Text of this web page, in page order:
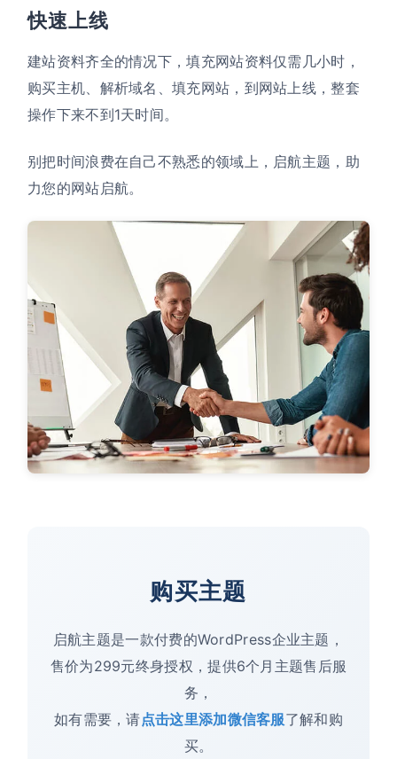
快速上线
建站资料齐全的情况下，填充网站资料仅需几小时，
购买主机、解析域名、填充网站，到网站上线，整套
操作下来不到1天时间。
别把时间浪费在自己不熟悉的领域上，启航主题，助
力您的网站启航。
购买主题
启航主题是一款付费的WordPress企业主题，
售价为299元终身授权，提供6个月主题售后服
务，
如有需要，请点击这里添加微信客服了解和购
买。